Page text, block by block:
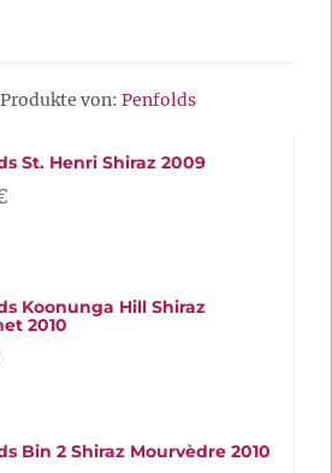
von: Penfolds
St. Henri Shiraz 2009
Koonunga Hill Shiraz
2010
Bin 2 Shiraz Mourvèdre 2010